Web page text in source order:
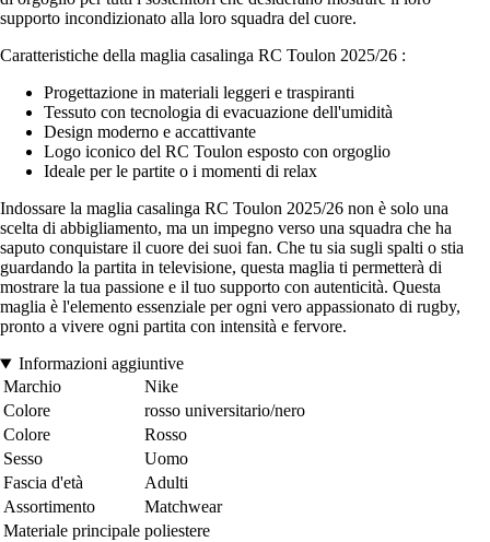
supporto incondizionato alla loro squadra del cuore.
Caratteristiche della maglia casalinga RC Toulon 2025/26 :
Progettazione in materiali leggeri e traspiranti
Tessuto con tecnologia di evacuazione dell'umidità
Design moderno e accattivante
Logo iconico del RC Toulon esposto con orgoglio
Ideale per le partite o i momenti di relax
Indossare la maglia casalinga RC Toulon 2025/26 non è solo una
scelta di abbigliamento, ma un impegno verso una squadra che ha
saputo conquistare il cuore dei suoi fan. Che tu sia sugli spalti o stia
guardando la partita in televisione, questa maglia ti permetterà di
mostrare la tua passione e il tuo supporto con autenticità. Questa
maglia è l'elemento essenziale per ogni vero appassionato di rugby,
pronto a vivere ogni partita con intensità e fervore.
Informazioni aggiuntive
Marchio
Nike
Colore
rosso universitario/nero
Colore
Rosso
Sesso
Uomo
Fascia d'età
Adulti
Assortimento
Matchwear
Materiale principale poliestere